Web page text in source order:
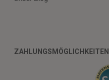
ZAHLUNGSMÖGLICHKEITEN